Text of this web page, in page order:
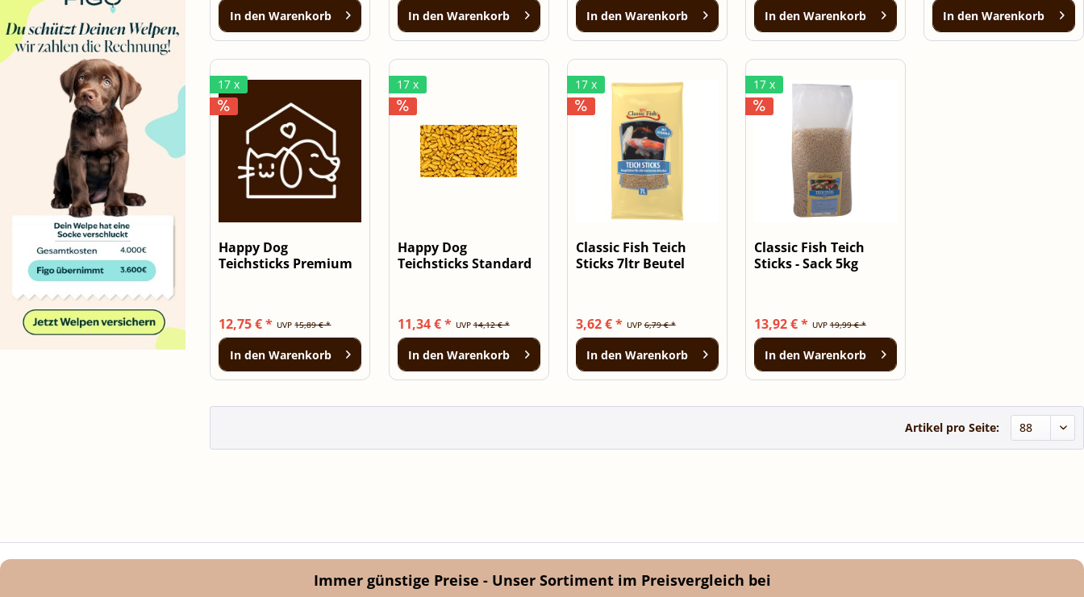
In den Warenkorb In den Warenkorb In den Warenkorb In den Warenkorb In den Warenkorb
17 x
Happy Dog
Teichsticks Premium
UVP15,89 € *
12,75 € *
In den Warenkorb
17 x
Happy Dog
Teichsticks Standard
UVP14,12 € *
11,34 € *
In den Warenkorb
17 x
Classic Fish Teich
Sticks 7ltr Beutel
UVP6,79 € *
3,62 € *
In den Warenkorb
17 x
Classic Fish Teich
Sticks - Sack 5kg
UVP19,99 € *
13,92 € *
In den Warenkorb
Artikel pro Seite:
Immer günstige Preise - Unser Sortiment im Preisvergleich bei